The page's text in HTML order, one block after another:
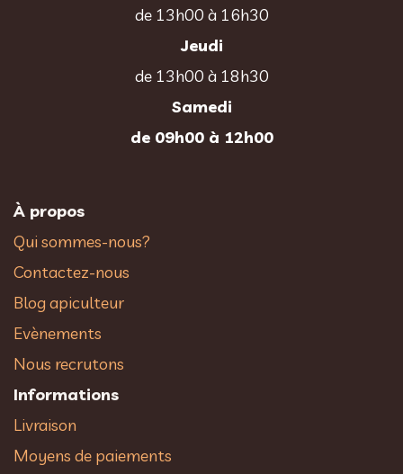
de 13h00 à 16h30
Jeudi
de 13h00 à 18h30
Samedi
de 09h00 à 12h00
À propos
Qui sommes-nous?
Contactez-nous
Blog apiculteur
Evènements
Nous recrutons
Informations
Livraison
Moyens de paiements